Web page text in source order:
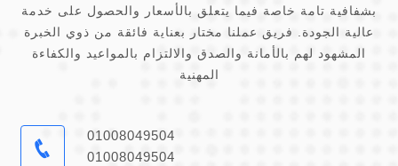
بشفافية تامة خاصة فيما يتعلق بالأسعار والحصول على خدمة
عالية الجودة. فريق عملنا مختار بعناية فائقة من ذوي الخبرة
المشهود لهم بالأمانة والصدق والالتزام بالمواعيد والكفاءة
المهنية
01008049504
01008049504